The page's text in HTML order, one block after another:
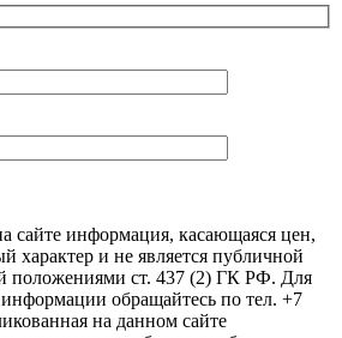
сайте информация, касающаяся цен,
характер и не является публичной
положениями ст. 437 (2) ГК РФ. Для
обращайтесь по тел. +7
на данном сайте